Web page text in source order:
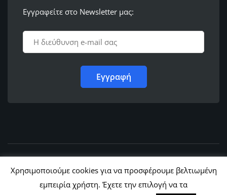
Εγγραφείτε στο Newsletter μας:
© 2011 - 2022, Ε.Λ.Φ.Ε.Ε. Ρόδου
Χρησιμοποιούμε cookies για να προσφέρουμε βελτιωμένη
εμπειρία χρήστη. Έχετε την επιλογή να τα